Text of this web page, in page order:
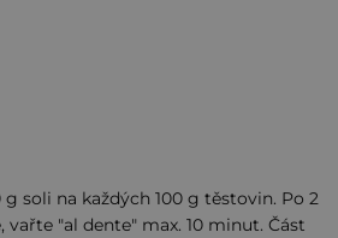
g soli na každých 100 g těstovin. Po 2
"al dente" max. 10 minut. Část